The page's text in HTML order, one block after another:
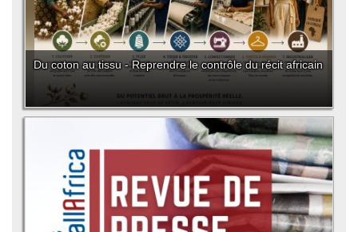
Du coton au tissu - Reprendre le contrôle du récit africain